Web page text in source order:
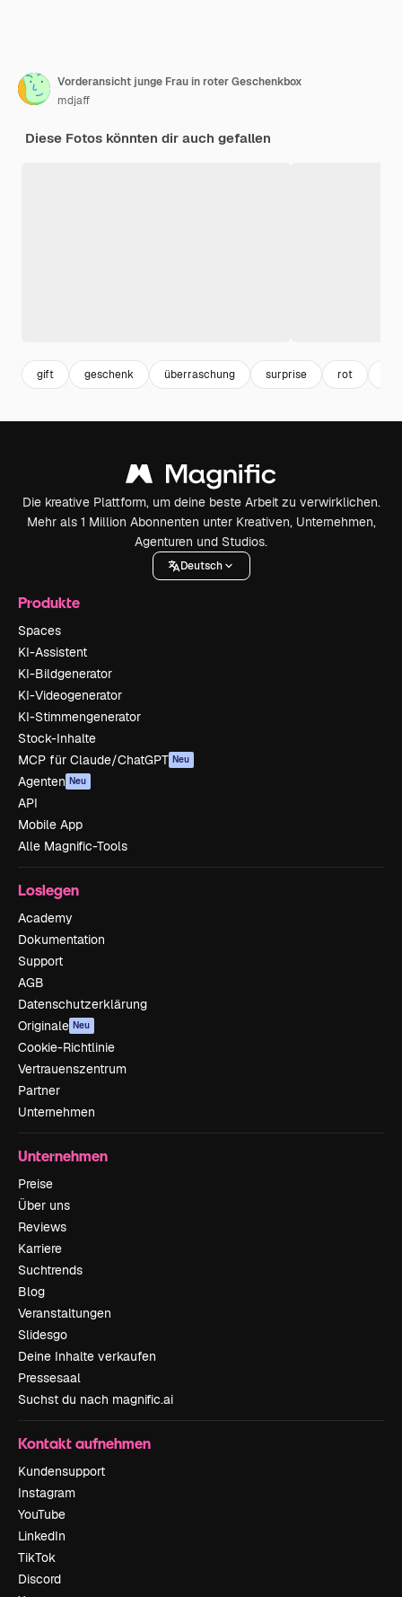
Vorderansicht junge Frau in roter Geschenkbox
mdjaff
Diese Fotos könnten dir auch gefallen
gift geschenk überraschung surprise rot
Die kreative Plattform, um deine beste Arbeit zu verwirklichen.
Mehr als 1 Million Abonnenten unter Kreativen, Unternehmen,
Agenturen und Studios.
Deutsch
Produkte
Spaces
KI-Assistent
KI-Bildgenerator
KI-Videogenerator
KI-Stimmengenerator
Stock-Inhalte
MCP für Claude/ChatGPT Neu
Agenten Neu
API
Mobile App
Alle Magnific-Tools
Loslegen
Academy
Dokumentation
Support
AGB
Datenschutzerklärung
Originale Neu
Cookie-Richtlinie
Vertrauenszentrum
Partner
Unternehmen
Unternehmen
Preise
Über uns
Reviews
Karriere
Suchtrends
Blog
Veranstaltungen
Slidesgo
Deine Inhalte verkaufen
Pressesaal
Suchst du nach magnific.ai
Kontakt aufnehmen
Kundensupport
Instagram
YouTube
LinkedIn
TikTok
Discord